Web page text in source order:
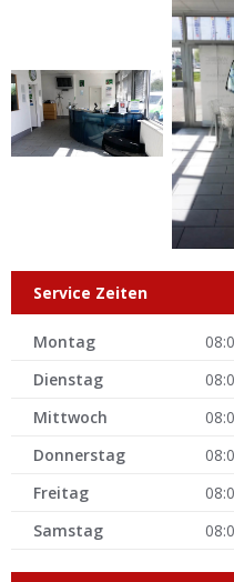
Service Zeiten
Montag
Dienstag
Mittwoch
Donnerstag
Freitag
Samstag